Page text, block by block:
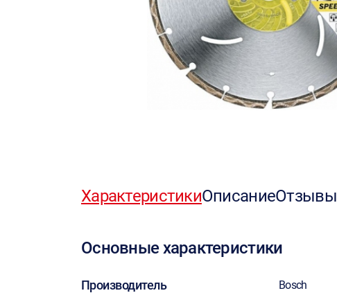
ХарактеристикиОписаниеОтзывы
Основные характеристики
Производитель Bosch